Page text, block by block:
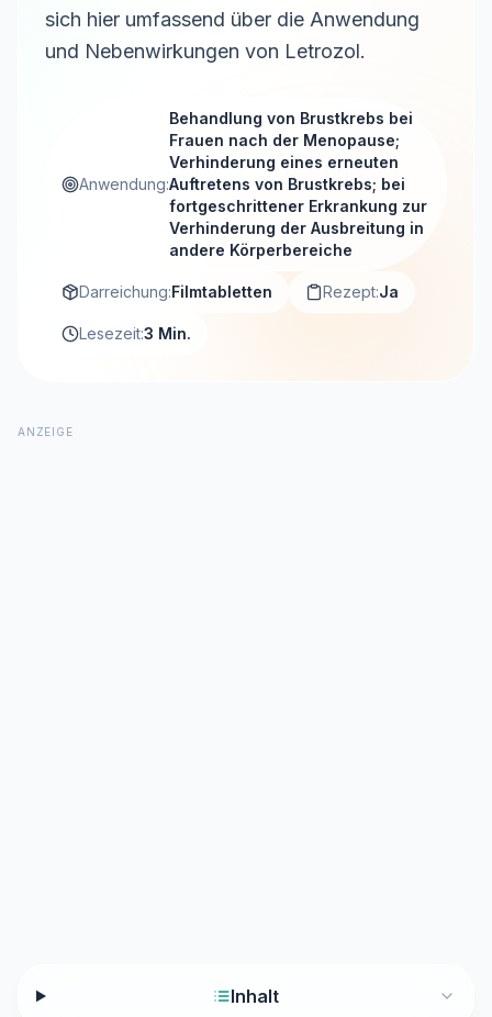
sich hier umfassend über die Anwendung
und Nebenwirkungen von Letrozol.
Anwendung:
Behandlung von Brustkrebs bei
Frauen nach der Menopause;
Verhinderung eines erneuten
Auftretens von Brustkrebs; bei
fortgeschrittener Erkrankung zur
Verhinderung der Ausbreitung in
andere Körperbereiche
Darreichung:Filmtabletten Rezept:Ja
Lesezeit:3 Min.
ANZEIGE
Inhalt